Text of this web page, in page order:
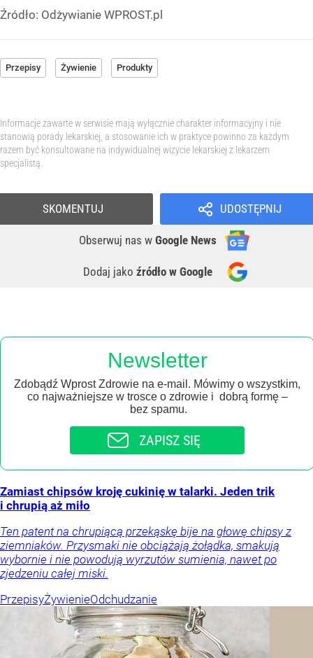
Źródło: Odżywianie WPROST.pl
Przepisy Żywienie Produkty
Informacje zawarte w serwisie mają wyłącznie charakter informacyjny i nie
stanowią porady lekarskiej, a stosowanie ich w praktyce powinno za każdym
razem być konsultowane na indywidualnej wizycie lekarskiej z lekarzem
specjalistą.
UDOSTĘPNIJ
Obserwuj nas w Google News
Dodaj jako źródło w Google
SKOMENTUJ
Newsletter
Zdobądź Wprost Zdrowie na e-mail. Mówimy o wszystkim,
co najważniejsze w trosce o zdrowie i dobrą formę –
bez spamu.
ZAPISZ SIĘ
Zamiast chipsów kroję cukinię w talarki. Jeden trik
i chrupią aż miło
Ten patent na chrupiącą przekąskę bije na głowę chipsy z
ziemniaków. Przysmaki nie obciążają żołądka, smakują
wybornie i nie powodują wyrzutów sumienia, nawet po
zjedzeniu całej miski.
PrzepisyŻywienieOdchudzanie